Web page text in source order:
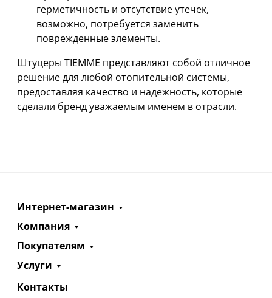
герметичность и отсутствие утечек,
возможно, потребуется заменить
поврежденные элементы.
Штуцеры TIEMME представляют собой отличное
решение для любой отопительной системы,
предоставляя качество и надежность, которые
сделали бренд уважаемым именем в отрасли.
Интернет-магазин
Компания
Покупателям
Услуги
Контакты